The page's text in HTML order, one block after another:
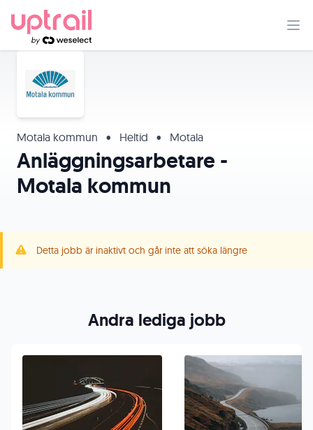
Motala kommun • Heltid • Motala
Anläggningsarbetare -
Motala kommun
Detta jobb är inaktivt och går inte att söka längre
Andra lediga jobb